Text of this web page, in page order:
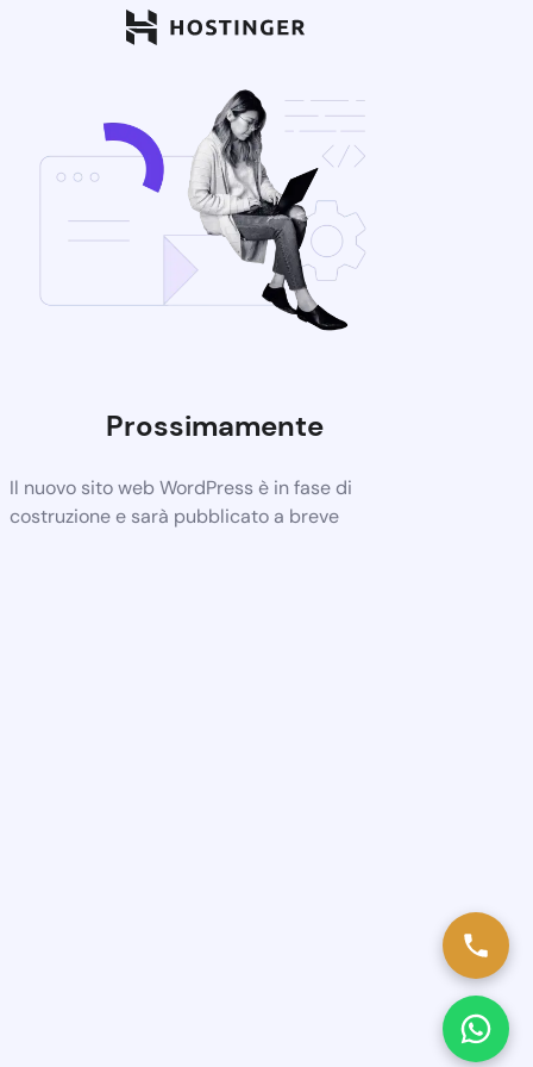
Prossimamente
Il nuovo sito web WordPress è in fase di
costruzione e sarà pubblicato a breve